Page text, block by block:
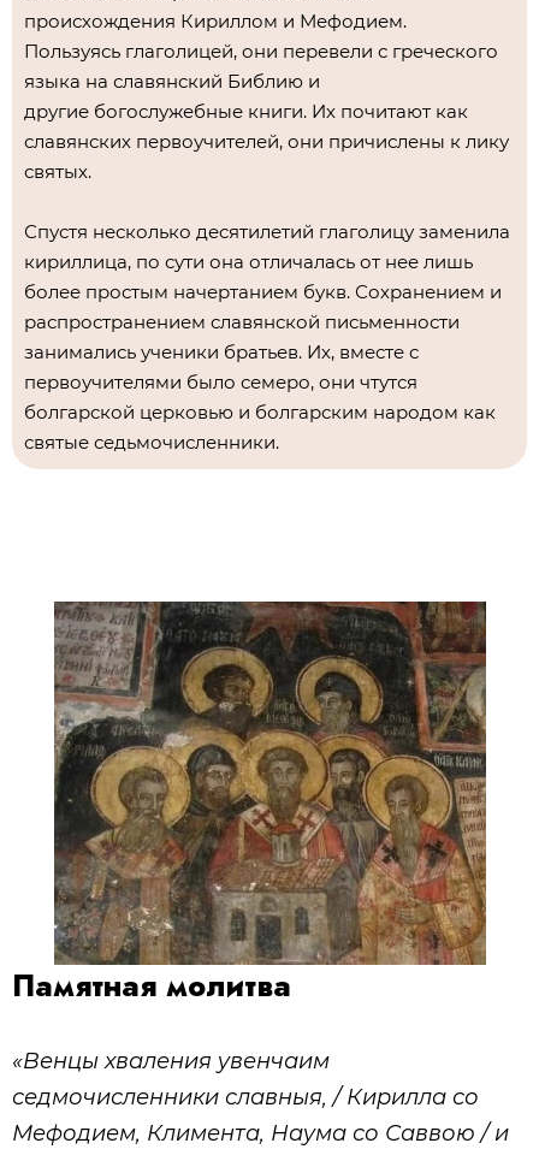
происхождения Кириллом и Мефодием.
Пользуясь глаголицей, они перевели с греческого
языка на славянский Библию и
другие богослужебные книги. Их почитают как
славянских первоучителей, они причислены к лику
святых.
Спустя несколько десятилетий глаголицу заменила
кириллица, по сути она отличалась от нее лишь
более простым начертанием букв. Сохранением и
распространением славянской письменности
занимались ученики братьев. Их, вместе с
первоучителями было семеро, они чтутся
болгарской церковью и болгарским народом как
святые седьмочисленники.
Памятная молитва
«Венцы хваления увенчаим
седмочисленники славныя, / Кирилла со
Мефодием, Климента, Наума со Саввою / и